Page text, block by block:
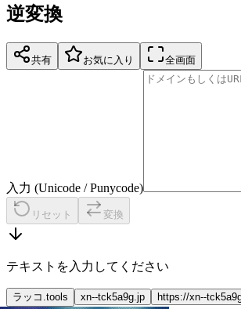
逆変換
共有 お気に入り 全画面
入力 (Unicode / Punycode)
リセット 変換
テキストを入力してください
ラッコ.tools xn--tck5a9g.jp https://xn--